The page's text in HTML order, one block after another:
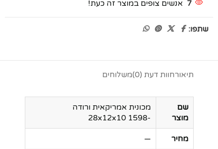
7 אנשים צופים במוצר זה כעת!
שתפו:
תיאורחוות דעת (0) משלוחים
שם
מוצר
מכונית אמריקאית ורודה
-28x12x10 1598
מחיר —